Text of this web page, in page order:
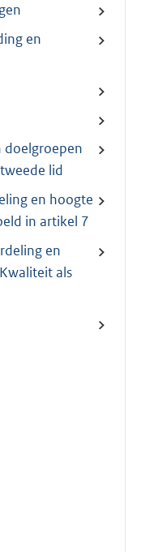
en
doelgroepen
lid
en hoogte
in artikel 7
en
als